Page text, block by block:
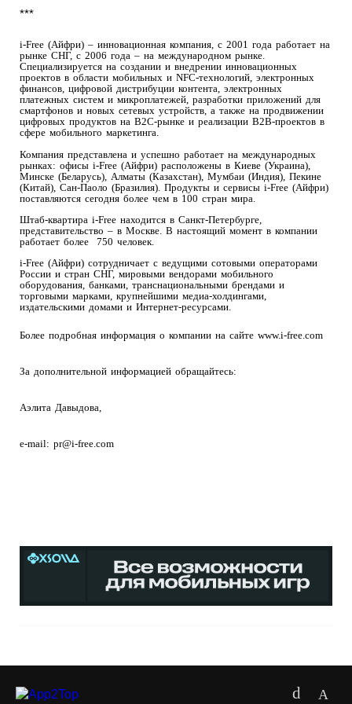
***
i-Free (Айфри) – инновационная компания, с 2001 года работает на
рынке СНГ, с 2006 года – на международном рынке.
Специализируется на создании и внедрении инновационных
проектов в области мобильных и NFC-технологий, электронных
финансов, цифровой дистрибуции контента, электронных
платежных систем и микроплатежей, разработки приложений для
смартфонов и новых сетевых устройств, а также на продвижении
цифровых продуктов на B2C-рынке и реализации B2B-проектов в
сфере мобильного маркетинга.
Компания представлена и успешно работает на международных
рынках: офисы i-Free (Айфри) расположены в Киеве (Украина),
Минске (Беларусь), Алматы (Казахстан), Мумбаи (Индия), Пекине
(Китай), Сан-Паоло (Бразилия). Продукты и сервисы i-Free (Айфри)
поставляются сегодня более чем в 100 стран мира.
Штаб-квартира i-Free находится в Санкт-Петербурге,
представительство – в Москве. В настоящий момент в компании
работает более 750 человек.
i-Free (Айфри) сотрудничает с ведущими сотовыми операторами
России и стран СНГ, мировыми вендорами мобильного
оборудования, банками, транснациональными брендами и
торговыми марками, крупнейшими медиа-холдингами,
издательскими домами и Интернет-ресурсами.
Более подробная информация о компании на сайте www.i-free.com
За дополнительной информацией обращайтесь:
Аэлита Давыдова,
e-mail: pr@i-free.com